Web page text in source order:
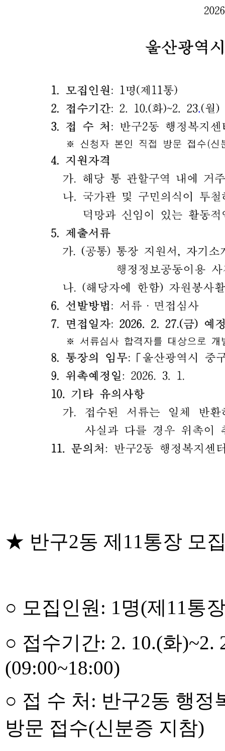
★ 반구2동 제11통장 모
○ 모집인원: 1명(제11통
○ 접수기간: 2. 10.(화)~2.
(09:00~18:00)
○ 접 수 처: 반구2동 행
방문 접수(신분증 지참)